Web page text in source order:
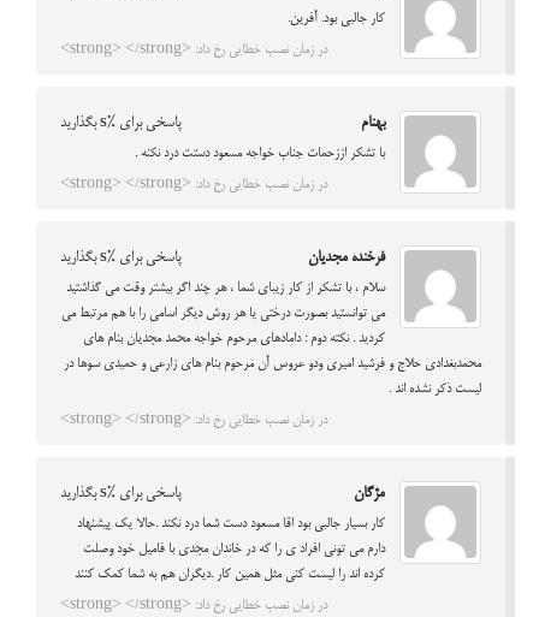
کار جالبی بود. آفرین.
در زمان نصب خطایی رخ داد: <strong> </strong>
بهنام پاسخی برای %s بگذارید
با تشکر اززحمات جناب خواجه مسعود دستت درد نکنه .
در زمان نصب خطایی رخ داد: <strong> </strong>
فرخنده مجدیان پاسخی برای %s بگذارید
سلام ، با تشکر از کار زیبای شما ، هر چند اگر بیشتر وقت می گذاشتید
می توانستید بصورت درختی یا هر روش دیگر اسامی را با هم مرتبط می
کردید . نکته دوم : دامادهای مرحوم خواجه محمد مجدیان بنام های
محمدبغدادی حلاج و فرشید امیری ودو عروس آن مرحوم بنام های زارعی و حمیدی سوها در
لیست ذکر نشده اند .
در زمان نصب خطایی رخ داد: <strong> </strong>
مژگان پاسخی برای %s بگذارید
کار بسیار جالبی بود اقا مسعود دست شما درد نکند .حالا یک پیشنهاد
دارم می تونی افراد ی را که در خاندان مجدی با فامیل خود وصلت
کرده اند را لیست کنی مثل همین کار .دیگران هم به شما کمک کنند
در زمان نصب خطایی رخ داد: <strong> </strong>